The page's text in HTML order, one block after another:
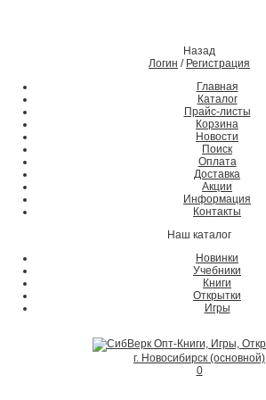
Назад
Логин / Регистрация
Главная
Каталог
Прайс-листы
Корзина
Новости
Поиск
Оплата
Доставка
Акции
Информация
Контакты
Наш каталог
Новинки
Учебники
Книги
Открытки
Игры
г. Новосибирск (основной)
0